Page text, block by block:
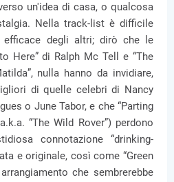
un'idea di casa, o qualcosa
Nella track-list è difficile
efficace degli altri; dirò che le
Here” di Ralph Mc Tell e “The
nulla hanno da invidiare,
di quelle celebri di Nancy
o June Tabor, e che “Parting
“The Wild Rover”) perdono
connotazione “drinking-
e originale, così come “Green
che sembrerebbe